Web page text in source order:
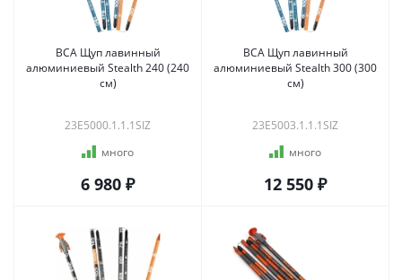
BCA Щуп лавинный
алюминиевый Stealth 240 (240
см)
23E5000.1.1.1SIZ
много
6 980 ₽
BCA Щуп лавинный
алюминиевый Stealth 300 (300
см)
23E5003.1.1.1SIZ
много
12 550 ₽